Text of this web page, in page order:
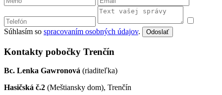
Súhlasím so spracovaním osobných údajov. Odoslať
Kontakty pobočky Trenčín
Bc. Lenka Gawronová (riaditeľka)
Hasičská č.2 (Meštiansky dom), Trenčín